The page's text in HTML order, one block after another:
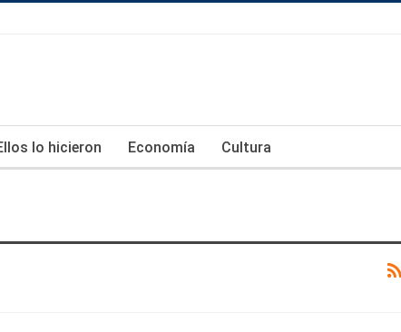
lo hicieron Economía Cultura